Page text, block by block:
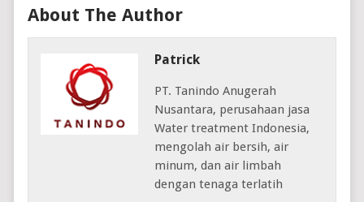
About The Author
Patrick
PT. Tanindo Anugerah
Nusantara, perusahaan jasa
Water treatment Indonesia,
mengolah air bersih, air
minum, dan air limbah
dengan tenaga terlatih